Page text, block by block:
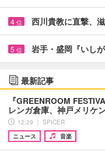
4 位 西川貴教に直撃、
5 位 岩手・盛岡『いし
最新記事
『GREENROOM
レンガ倉庫、神戸メリケ
12:29 ｜ SPICER
ニュース
音楽